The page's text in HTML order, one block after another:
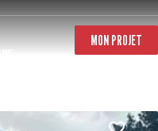
MON PROJET